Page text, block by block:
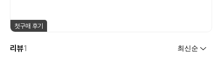
첫구매 후기
리뷰1